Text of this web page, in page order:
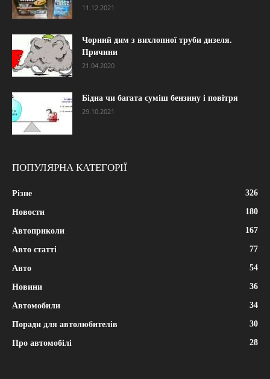
11.12.2021
Чорний дим з вихлопної труби дизеля.
Причини
21.04.2020
Бідна чи багата суміш бензину і повітря
29.10.2021
ПОПУЛЯРНА КАТЕГОРІЇ
Різне 326
Новости 180
Автоприколи 167
Авто статті 77
Авто 54
Новини 36
Автомобили 34
Поради для автолюбителів 30
Про автомобілі 28